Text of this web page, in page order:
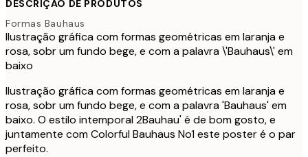
DESCRIÇÃO DE PRODUTOS
Formas Bauhaus
Ilustração gráfica com formas geométricas em laranja e
rosa, sobr um fundo bege, e com a palavra \'Bauhaus\' em
baixo
Ilustração gráfica com formas geométricas em laranja e
rosa, sobr um fundo bege, e com a palavra 'Bauhaus' em
baixo. O estilo intemporal 2Bauhau' é de bom gosto, e
juntamente com Colorful Bauhaus No1 este poster é o par
perfeito.